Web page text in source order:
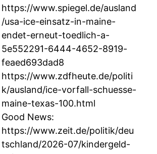
https://www.spiegel.de/ausland
/usa-ice-einsatz-in-maine-
endet-erneut-toedlich-a-
5e552291-6444-4652-8919-
feaed693dad8
https://www.zdfheute.de/politi
k/ausland/ice-vorfall-schuesse-
maine-texas-100.html
Good News:
https://www.zeit.de/politik/deu
tschland/2026-07/kindergeld-